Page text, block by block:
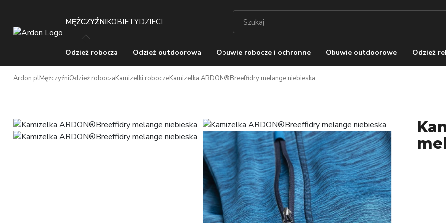
MĘŻCZYŹNIKOBIETYDZIECI
Odzież robocza Odzież outdoorowa Obuwie robocze i ochronne Obuwie outdoorowe Odzież
Ardon.plMężczyźniOdzież roboczaKamizelki roboczeKamizelka ARDON®Breeffidry melange niebieska